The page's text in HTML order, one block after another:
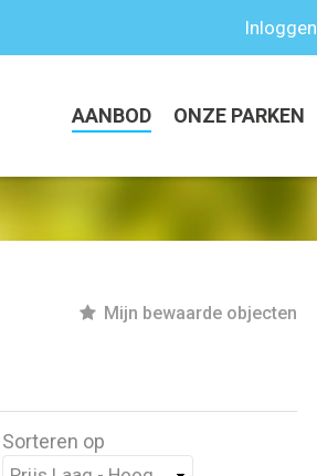
Inloggen
AANBOD ONZE PARKEN
Mijn bewaarde objecten
Sorteren op